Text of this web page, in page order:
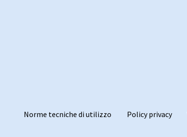
Norme tecniche di utilizzo Policy privacy